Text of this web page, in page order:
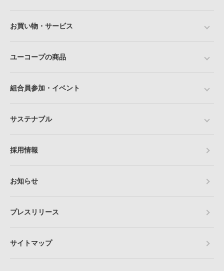
お買い物・サービス
ユーコープの商品
組合員参加・イベント
サステナブル
採用情報
お知らせ
プレスリリース
サイトマップ